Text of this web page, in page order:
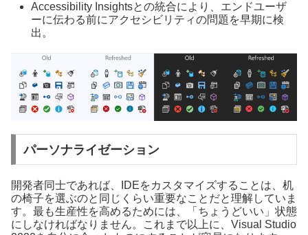
Accessibility Insightsとの統合により、エンドユーザ
ーに伝わる前にアクセシビリティの問題を早期に検
出。
パーソナライゼーション
開発者同士であれば、IDEをカスタマイズすることは、机
の椅子を選ぶのと同じくらい重要なことだと理解していま
す。最も生産性を高めるためには、「ちょうどいい」状態
にしなければなりません。これまで以上に、Visual Studio